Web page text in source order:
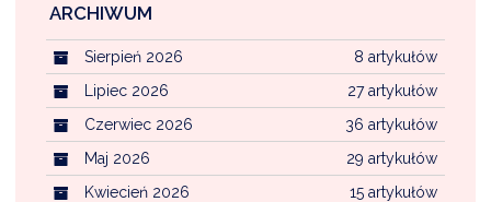
ARCHIWUM
8 artykułów
Sierpień 2026
27 artykułów
Lipiec 2026
36 artykułów
Czerwiec 2026
29 artykułów
Maj 2026
15 artykułów
Kwiecień 2026